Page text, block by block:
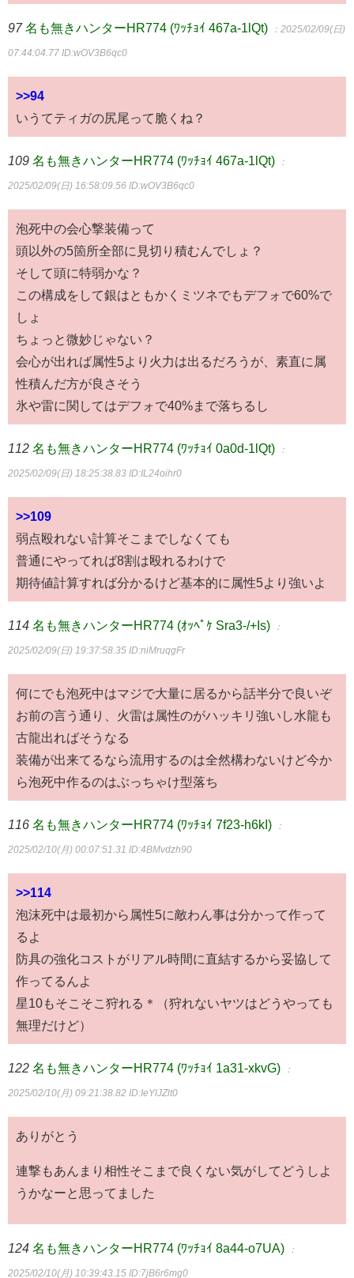
97 名も無きハンターHR774 (ﾜｯﾁｮｲ 467a-1lQt) ：2025/02/09(日)
07:44:04.77 ID:wOV3B6qc0
>>94
いうてティガの尻尾って脆くね？
109 名も無きハンターHR774 (ﾜｯﾁｮｲ 467a-1lQt) ：
2025/02/09(日) 16:58:09.56 ID:wOV3B6qc0
泡死中の会心撃装備って
頭以外の5箇所全部に見切り積むんでしょ？
そして頭に特弱かな？
この構成をして銀はともかくミツネでもデフォで60%で
しょ
ちょっと微妙じゃない？
会心が出れば属性5より火力は出るだろうが、素直に属
性積んだ方が良さそう
氷や雷に関してはデフォで40%まで落ちるし
112 名も無きハンターHR774 (ﾜｯﾁｮｲ 0a0d-1lQt) ：
2025/02/09(日) 18:25:38.83 ID:IL24oihr0
>>109
弱点殴れない計算そこまでしなくても
普通にやってれば8割は殴れるわけで
期待値計算すれば分かるけど基本的に属性5より強いよ
114 名も無きハンターHR774 (ｵｯﾍﾟｹ Sra3-/+Is) ：
2025/02/09(日) 19:37:58.35 ID:niMruqgFr
何にでも泡死中はマジで大量に居るから話半分で良いぞ
お前の言う通り、火雷は属性のがハッキリ強いし水龍も
古龍出ればそうなる
装備が出来てるなら流用するのは全然構わないけど今か
ら泡死中作るのはぶっちゃけ型落ち
116 名も無きハンターHR774 (ﾜｯﾁｮｲ 7f23-h6kI) ：
2025/02/10(月) 00:07:51.31 ID:4BMvdzh90
>>114
泡沫死中は最初から属性5に敵わん事は分かって作って
るよ
防具の強化コストがリアル時間に直結するから妥協して
作ってるんよ
星10もそこそこ狩れる＊（狩れないヤツはどうやっても
無理だけど）
122 名も無きハンターHR774 (ﾜｯﾁｮｲ 1a31-xkvG) ：
2025/02/10(月) 09:21:38.82 ID:IeYlJZlt0
ありがとう
連撃もあんまり相性そこまで良くない気がしてどうしよ
うかなーと思ってました
124 名も無きハンターHR774 (ﾜｯﾁｮｲ 8a44-o7UA) ：
2025/02/10(月) 10:39:43.15 ID:7jB6r6mg0